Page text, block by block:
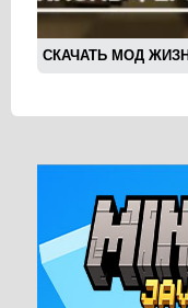
СКАЧАТЬ МОД